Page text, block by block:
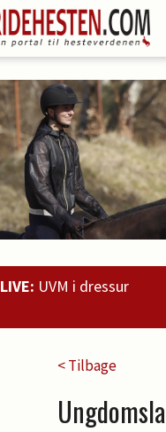
LIVE: UVM i dressur
< Tilbage